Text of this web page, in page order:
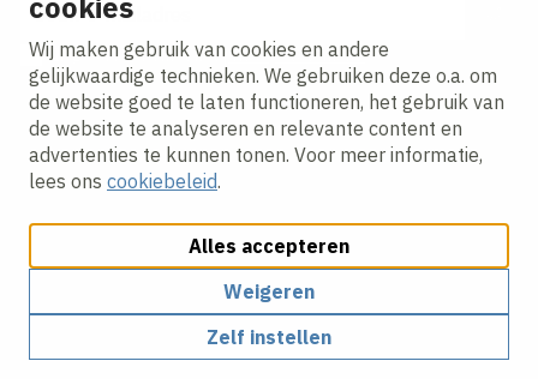
Wij maken gebruik van cookies en andere
gelijkwaardige technieken. We gebruiken deze o.a. om
de website goed te laten functioneren, het gebruik van
de website te analyseren en relevante content en
advertenties te kunnen tonen. Voor meer informatie,
lees ons cookiebeleid.
Alles accepteren
Weigeren
Zelf instellen
Ik ga akkoord met hetprivacy statement.
Cookies aanpassenCookie beleidPrivacy policy
Algemene inkoopvoorwaarden